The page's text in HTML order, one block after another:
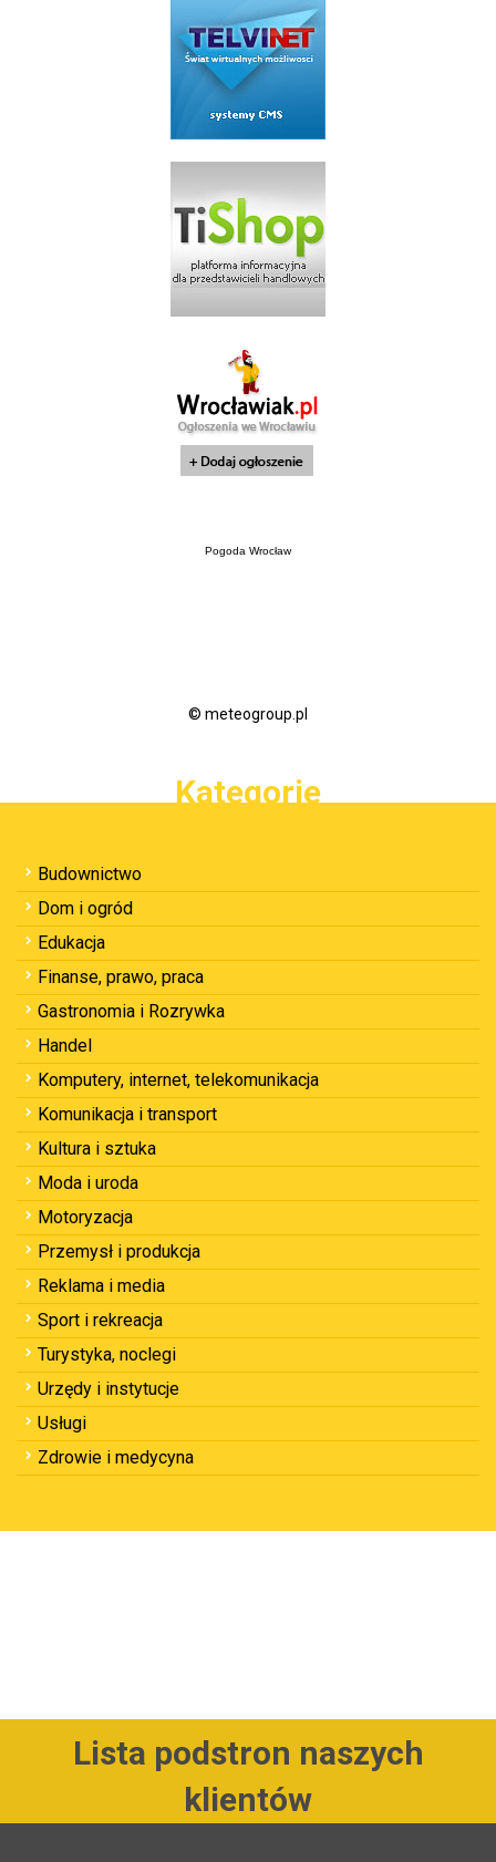
Pogoda Wrocław
© meteogroup.pl
Kategorie
Budownictwo
Dom i ogród
Edukacja
Finanse, prawo, praca
Gastronomia i Rozrywka
Handel
Komputery, internet, telekomunikacja
Komunikacja i transport
Kultura i sztuka
Moda i uroda
Motoryzacja
Przemysł i produkcja
Reklama i media
Sport i rekreacja
Turystyka, noclegi
Urzędy i instytucje
Usługi
Zdrowie i medycyna
Lista podstron naszych
klientów